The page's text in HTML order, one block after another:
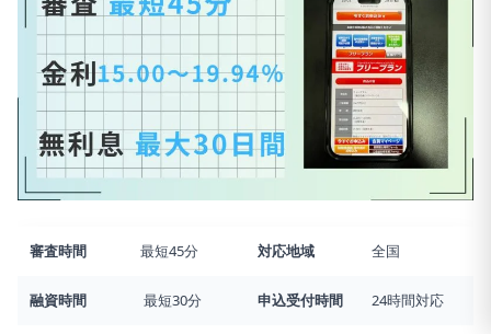
審査時間 最短45分 対応地域 全国
融資時間 最短30分 申込受付時間 24時間対応